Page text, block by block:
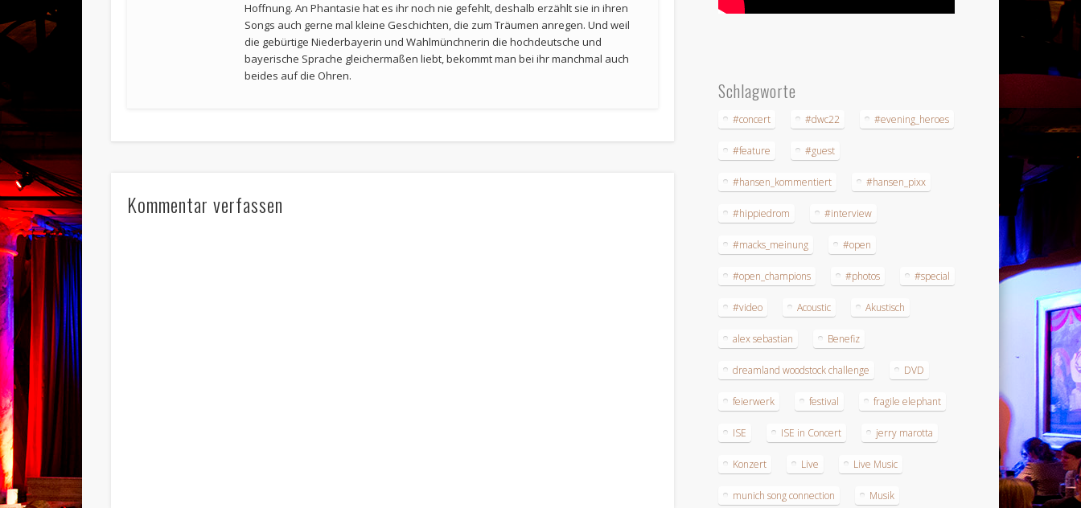
Hoffnung. An Phantasie hat es ihr noch nie gefehlt, deshalb erzählt sie in ihren
Songs auch gerne mal kleine Geschichten, die zum Träumen anregen. Und weil
die gebürtige Niederbayerin und Wahlmünchnerin die hochdeutsche und
bayerische Sprache gleichermaßen liebt, bekommt man bei ihr manchmal auch
beides auf die Ohren.
Kommentar verfassen
Schlagworte
#concert #dwc22 #evening_heroes
#feature #guest
#hansen_kommentiert #hansen_pixx
#hippiedrom #interview
#macks_meinung #open
#open_champions #photos #special
#video Acoustic Akustisch
alex sebastian Benefiz
dreamland woodstock challenge DVD
feierwerk festival fragile elephant
ISE ISE in Concert jerry marotta
Konzert Live Live Music
munich song connection Musik